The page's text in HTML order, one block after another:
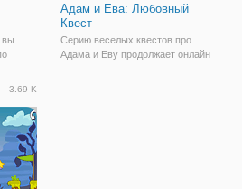
вы
Адам и Ева: Любовный
Квест
Серию веселых квестов про
Адама и Еву продолжает онлайн
3.69 K